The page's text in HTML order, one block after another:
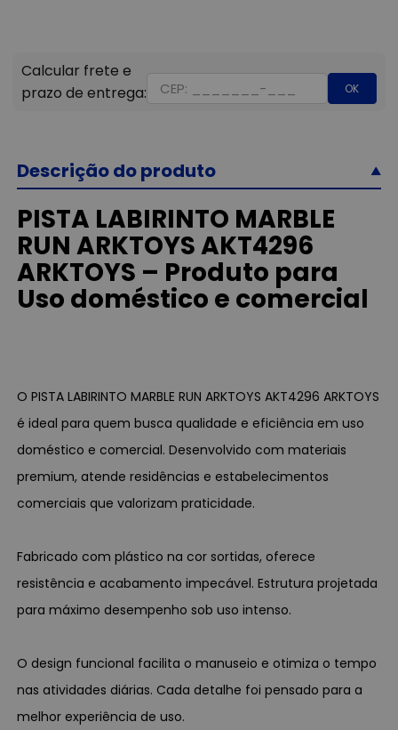
OK
Descrição do produto
PISTA LABIRINTO MARBLE
RUN ARKTOYS AKT4296
ARKTOYS – Produto para
Uso doméstico e comercial
O PISTA LABIRINTO MARBLE RUN ARKTOYS AKT4296 ARKTOYS
é ideal para quem busca qualidade e eficiência em uso
doméstico e comercial. Desenvolvido com materiais
premium, atende residências e estabelecimentos
comerciais que valorizam praticidade.
Fabricado com plástico na cor sortidas, oferece
resistência e acabamento impecável. Estrutura projetada
para máximo desempenho sob uso intenso.
O design funcional facilita o manuseio e otimiza o tempo
nas atividades diárias. Cada detalhe foi pensado para a
melhor experiência de uso.